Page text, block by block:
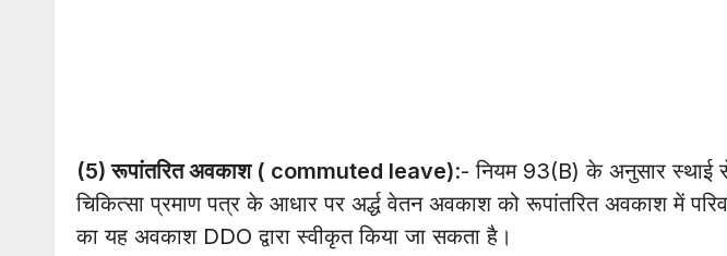
(5) रूपांतरित अवकाश ( commuted leave):- नियम 93(B) के अनुसार स्थाई
चिकित्सा प्रमाण पत्र के आधार पर अर्द्ध वेतन अवकाश को रूपांतरित अवकाश में
का यह अवकाश DDO द्वारा स्वीकृत किया जा सकता है।